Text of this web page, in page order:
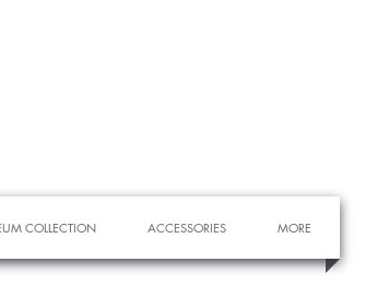
COLLECTION ACCESSORIES MORE